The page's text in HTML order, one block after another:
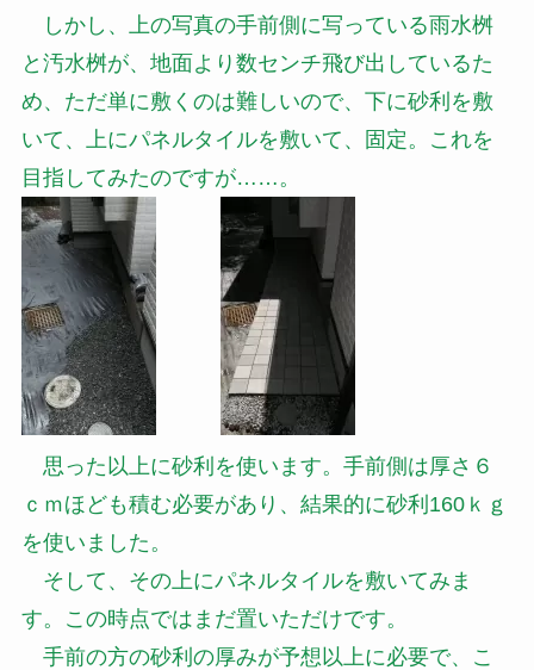
しかし、上の写真の手前側に写っている雨水桝
と汚水桝が、地面より数センチ飛び出しているた
め、ただ単に敷くのは難しいので、下に砂利を敷
いて、上にパネルタイルを敷いて、固定。これを
目指してみたのですが……。
思った以上に砂利を使います。手前側は厚さ６
ｃｍほども積む必要があり、結果的に砂利160ｋｇ
を使いました。
そして、その上にパネルタイルを敷いてみま
す。この時点ではまだ置いただけです。
手前の方の砂利の厚みが予想以上に必要で、こ